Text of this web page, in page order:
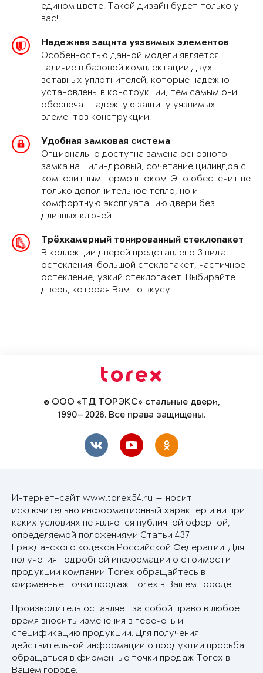
едином цвете. Такой дизайн будет только у
вас!
Надежная защита уязвимых элементов
Особенностью данной модели является
наличие в базовой комплектации двух
вставных уплотнителей, которые надежно
установлены в конструкции, тем самым они
обеспечат надежную защиту уязвимых
элементов конструкции.
Удобная замковая система
Опционально доступна замена основного
замка на цилиндровый, сочетание цилиндра с
композитным термоштоком. Это обеспечит не
только дополнительное тепло, но и
комфортную эксплуатацию двери без
длинных ключей.
Трёхкамерный тонированный стеклопакет
В коллекции дверей представлено 3 вида
остекления: большой стеклопакет, частичное
остекление, узкий стеклопакет. Выбирайте
дверь, которая Вам по вкусу.
© ООО «ТД ТОРЭКС» стальные двери,
1990—2026. Все права защищены.
Интернет-сайт www.torex54.ru — носит
исключительно информационный характер и ни при
каких условиях не является публичной офертой,
определяемой положениями Статьи 437
Гражданского кодекса Российской Федерации. Для
получения подробной информации о стоимости
продукции компании Torex обращайтесь в
фирменные точки продаж Torex в Вашем городе.
Производитель оставляет за собой право в любое
время вносить изменения в перечень и
спецификацию продукции. Для получения
действительной информации о продукции просьба
обращаться в фирменные точки продаж Torex в
Вашем городе.